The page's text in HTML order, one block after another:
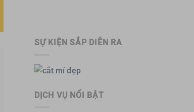
SỰ KIỆN SẮP DIỄN RA
DỊCH VỤ NỔI BẬT